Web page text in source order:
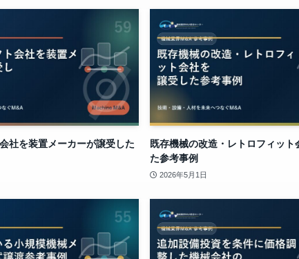
社を装置メーカーが譲受した
既存機械の改造・レトロフィット
た参考事例
2026年5月1日